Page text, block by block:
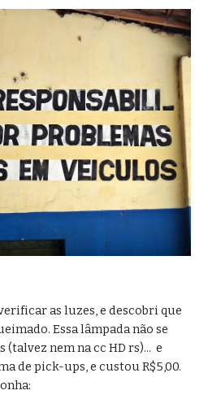
as luzes, e descobri que
Essa lâmpada não se
nem na cc HD rs)...  e
de pick-ups, e custou R$5,00.